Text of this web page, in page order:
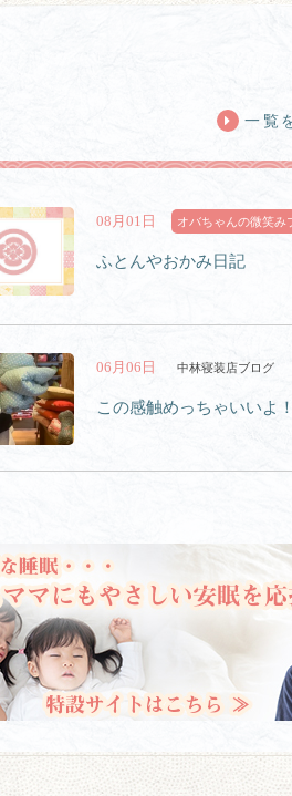
一覧
08月01日 オバちゃんの微笑み
ふとんやおかみ日記
06月06日 中林寝装店ブログ
この感触めっちゃいいよ！